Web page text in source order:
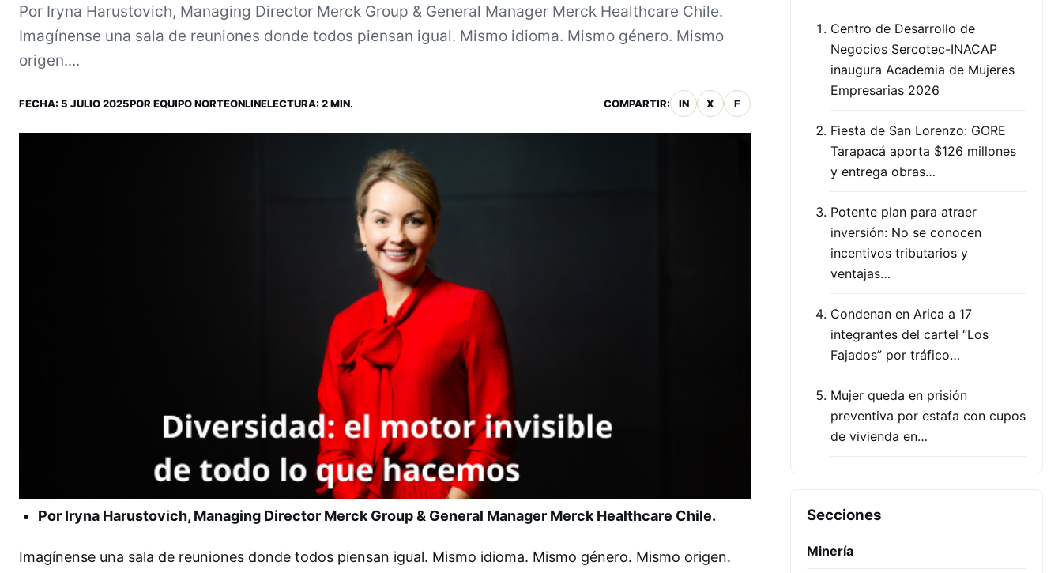
Por Iryna Harustovich, Managing Director Merck Group & General Manager Merck Healthcare Chile.
Imagínense una sala de reuniones donde todos piensan igual. Mismo idioma. Mismo género. Mismo
origen....
FECHA: 5 JULIO 2025POR EQUIPO NORTEONLINELECTURA: 2 MIN. COMPARTIR: IN X F
Por Iryna Harustovich, Managing Director Merck Group & General Manager Merck Healthcare Chile.
Imagínense una sala de reuniones donde todos piensan igual. Mismo idioma. Mismo género. Mismo origen.
Centro de Desarrollo de
Negocios Sercotec-INACAP
inaugura Academia de Mujeres
Empresarias 2026
Fiesta de San Lorenzo: GORE
Tarapacá aporta $126 millones
y entrega obras…
Potente plan para atraer
inversión: No se conocen
incentivos tributarios y
ventajas…
Condenan en Arica a 17
integrantes del cartel “Los
Fajados” por tráfico…
Mujer queda en prisión
preventiva por estafa con cupos
de vivienda en…
Secciones
Minería